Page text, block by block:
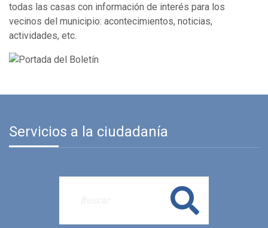
todas las casas con información de interés para los
vecinos del municipio: acontecimientos, noticias,
actividades, etc.
Servicios a la ciudadanía
Buscar